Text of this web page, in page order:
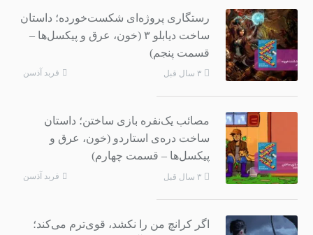
رستگاری پروژه‌ای شکست‌خورده؛ داستان
ساخت دیابلو ۳ (خون، عرق و پیکسل‌ها –
قسمت پنجم)
۳ سال قبل فربد آذسن
مصائب یک‌نفره بازی ساختن؛ داستان
ساخت دره‌ی استاردو (خون، عرق و
پیکسل‌ها – قسمت چهارم)
۳ سال قبل فربد آذسن
اگر کرانچ من را نکشد، قوی‌ترم می‌کند؛